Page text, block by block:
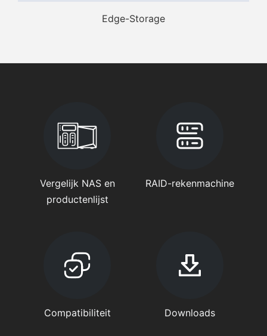
Edge-Storage
Vergelijk NAS en
productenlijst
RAID-rekenmachine
Compatibiliteit Downloads